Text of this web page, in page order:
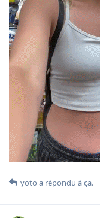
yoto a répondu à ça.